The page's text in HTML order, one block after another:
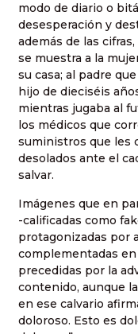
modo de diario o
desesperación y
además de las
se muestra a la
su casa; al padre
hijo de dieciséis
mientras jugaba al
los médicos que
suministros que les
desolados ante el
salvar.
Imágenes que en
-calificadas como
protagonizadas por
complementadas
precedidas por la
contenido, aunque
en ese calvario
doloroso. Esto es